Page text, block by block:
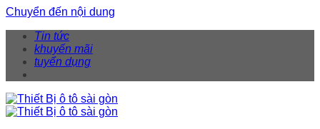
Chuyển đến nội dung
Tin tức
khuyến mãi
tuyển dụng